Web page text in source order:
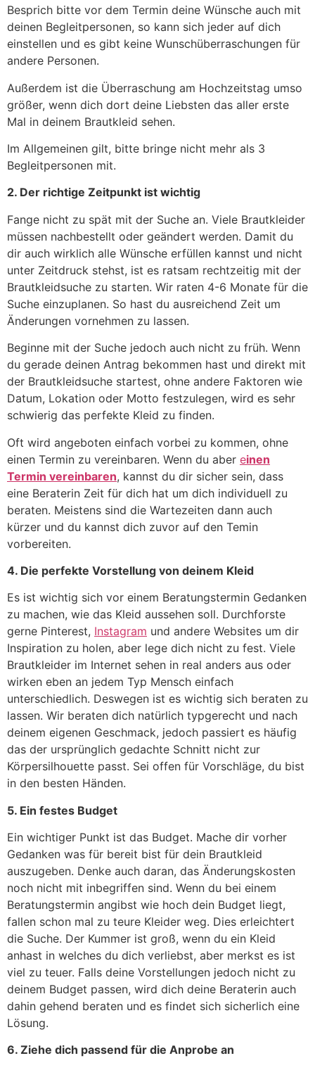
Besprich bitte vor dem Termin deine Wünsche auch mit
deinen Begleitpersonen, so kann sich jeder auf dich
einstellen und es gibt keine Wunschüberraschungen für
andere Personen.
Außerdem ist die Überraschung am Hochzeitstag umso
größer, wenn dich dort deine Liebsten das aller erste
Mal in deinem Brautkleid sehen.
Im Allgemeinen gilt, bitte bringe nicht mehr als 3
Begleitpersonen mit.
2. Der richtige Zeitpunkt ist wichtig
Fange nicht zu spät mit der Suche an. Viele Brautkleider
müssen nachbestellt oder geändert werden. Damit du
dir auch wirklich alle Wünsche erfüllen kannst und nicht
unter Zeitdruck stehst, ist es ratsam rechtzeitig mit der
Brautkleidsuche zu starten. Wir raten 4-6 Monate für die
Suche einzuplanen. So hast du ausreichend Zeit um
Änderungen vornehmen zu lassen.
Beginne mit der Suche jedoch auch nicht zu früh. Wenn
du gerade deinen Antrag bekommen hast und direkt mit
der Brautkleidsuche startest, ohne andere Faktoren wie
Datum, Lokation oder Motto festzulegen, wird es sehr
schwierig das perfekte Kleid zu finden.
Oft wird angeboten einfach vorbei zu kommen, ohne
einen Termin zu vereinbaren. Wenn du aber einen
Termin vereinbaren, kannst du dir sicher sein, dass
eine Beraterin Zeit für dich hat um dich individuell zu
beraten. Meistens sind die Wartezeiten dann auch
kürzer und du kannst dich zuvor auf den Temin
vorbereiten.
4. Die perfekte Vorstellung von deinem Kleid
Es ist wichtig sich vor einem Beratungstermin Gedanken
zu machen, wie das Kleid aussehen soll. Durchforste
gerne Pinterest, Instagram und andere Websites um dir
Inspiration zu holen, aber lege dich nicht zu fest. Viele
Brautkleider im Internet sehen in real anders aus oder
wirken eben an jedem Typ Mensch einfach
unterschiedlich. Deswegen ist es wichtig sich beraten zu
lassen. Wir beraten dich natürlich typgerecht und nach
deinem eigenen Geschmack, jedoch passiert es häufig
das der ursprünglich gedachte Schnitt nicht zur
Körpersilhouette passt. Sei offen für Vorschläge, du bist
in den besten Händen.
5. Ein festes Budget
Ein wichtiger Punkt ist das Budget. Mache dir vorher
Gedanken was für bereit bist für dein Brautkleid
auszugeben. Denke auch daran, das Änderungskosten
noch nicht mit inbegriffen sind. Wenn du bei einem
Beratungstermin angibst wie hoch dein Budget liegt,
fallen schon mal zu teure Kleider weg. Dies erleichtert
die Suche. Der Kummer ist groß, wenn du ein Kleid
anhast in welches du dich verliebst, aber merkst es ist
viel zu teuer. Falls deine Vorstellungen jedoch nicht zu
deinem Budget passen, wird dich deine Beraterin auch
dahin gehend beraten und es findet sich sicherlich eine
Lösung.
6. Ziehe dich passend für die Anprobe an